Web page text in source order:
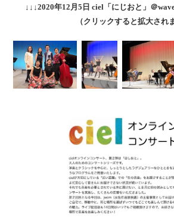
↓↓↓2020年12月5日 ciel「にじおと」＠
（クリックすると拡大され